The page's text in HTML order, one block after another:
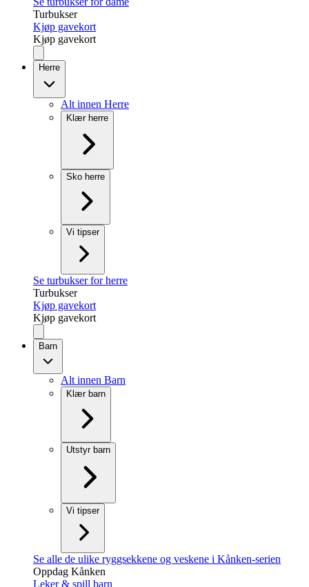
Turbukser
Kjøp gavekort
Kjøp gavekort
Herre
Alt innen Herre
Klær herre
Sko herre
Vi tipser
Se turbukser for herre
Turbukser
Kjøp gavekort
Kjøp gavekort
Barn
Alt innen Barn
Klær barn
Utstyr barn
Vi tipser
Se alle de ulike ryggsekkene og veskene i Kånken-serien
Oppdag Kånken
Leker & spill barn